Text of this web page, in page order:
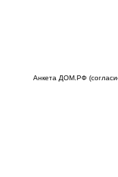
по
Анкета ДОМ.РФ